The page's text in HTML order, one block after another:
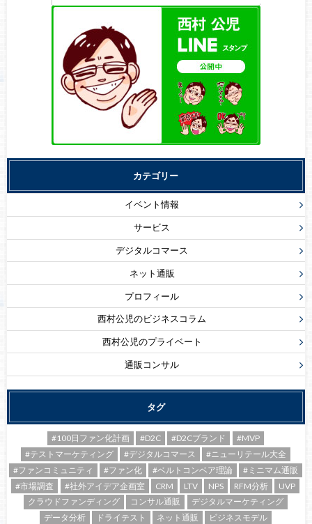
カテゴリー
イベント情報
サービス
デジタルコマース
ネット通販
プロフィール
西村公児のビジネスコラム
西村公児のプライベート
通販コンサル
タグ
#100日ファン化計画 #D2C #D2Cブランド
#MVP
#テストマーケティング
#デジタルコマース
#ニューリテール大全
#ファンコミュニティ
#ファン化 #ベルトコンベア理論
#ミニマム通販
#市場調査
#社外アイデア企画室 CRM LTV NPS RFM分析
UVP
クラウドファンディング
コンサル通販
デジタルマーケティング
データ分析
ドライテスト ネット通販
ビジネスモデル